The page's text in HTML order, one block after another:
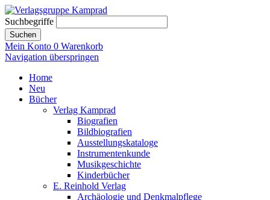
Suchbegriffe
Suchen
Mein Konto 0 Warenkorb
Navigation überspringen
Home
Neu
Bücher
Verlag Kamprad
Biografien
Bildbiografien
Ausstellungskataloge
Instrumentenkunde
Musikgeschichte
Kinderbücher
E. Reinhold Verlag
Archäologie und Denkmalpflege